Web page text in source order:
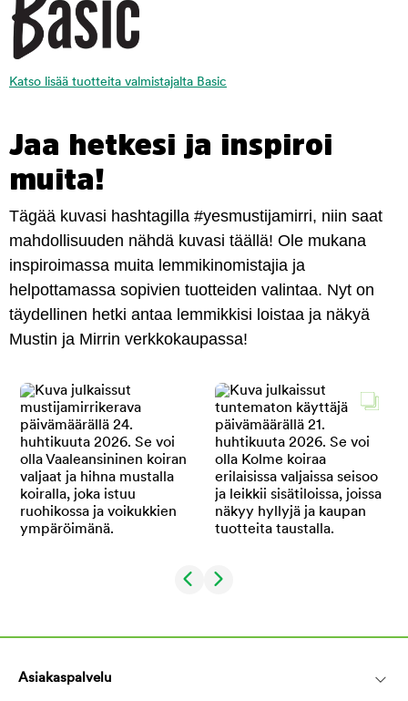
Katso lisää tuotteita valmistajalta Basic
Jaa hetkesi ja inspiroi
muita!
Tägää kuvasi hashtagilla #yesmustijamirri, niin saat
mahdollisuuden nähdä kuvasi täällä! Ole mukana
inspiroimassa muita lemmikinomistajia ja
helpottamassa sopivien tuotteiden valintaa. Nyt on
täydellinen hetki antaa lemmikkisi loistaa ja näkyä
Mustin ja Mirrin verkkokaupassa!
Asiakaspalvelu